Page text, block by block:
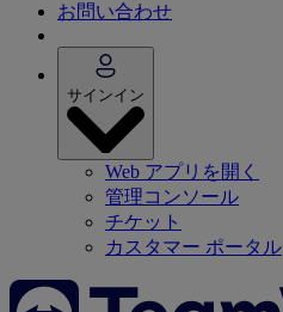
お問い合わせ
サインイン
Web アプリを開く
管理コンソール
チケット
カスタマー ポータル